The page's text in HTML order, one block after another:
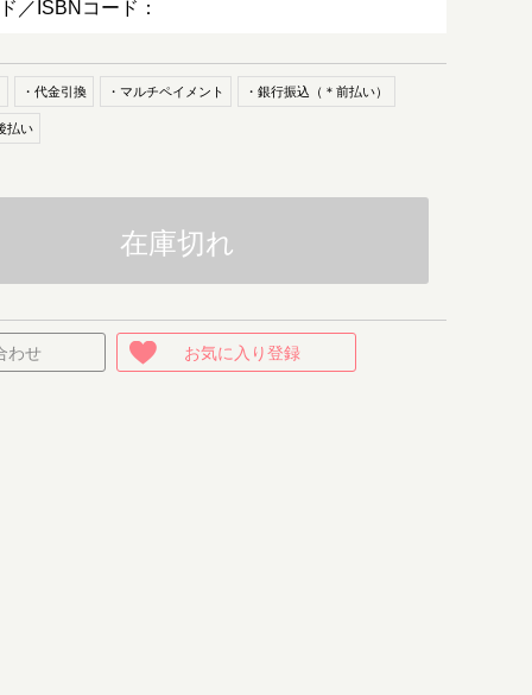
／ISBNコード：
・代金引換 ・マルチペイメント ・銀行振込（＊前払い）
払い
在庫切れ
わせ お気に入り登録